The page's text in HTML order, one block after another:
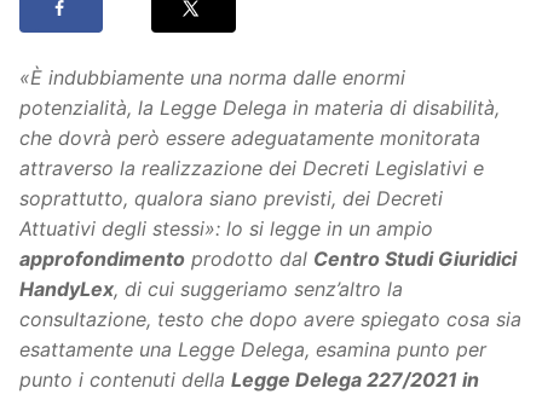
«È indubbiamente una norma dalle enormi
potenzialità, la Legge Delega in materia di disabilità,
che dovrà però essere adeguatamente monitorata
attraverso la realizzazione dei Decreti Legislativi e
soprattutto, qualora siano previsti, dei Decreti
Attuativi degli stessi»: lo si legge in un ampio
approfondimento prodotto dal Centro Studi Giuridici
HandyLex, di cui suggeriamo senz’altro la
consultazione, testo che dopo avere spiegato cosa sia
esattamente una Legge Delega, esamina punto per
punto i contenuti della Legge Delega 227/2021 in